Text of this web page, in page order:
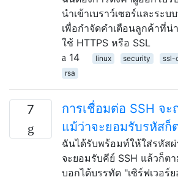
นำเข้าเบราว์เซอร์และระ
เพื่อกำจัดคำเตือนลูกค้าที่น่
ใช้ HTTPS หรือ SSL
14
linux security ssl-
rsa
7
การเชื่อมต่อ SSH จ
แม้ว่าจะยอมรับรหัสก็
ฉันได้รับพร้อมท์ให้ใส่รหัส
จะยอมรับคีย์ SSH แล้วก็ต
บอกได้บรรทัด "เซิร์ฟเวอร์